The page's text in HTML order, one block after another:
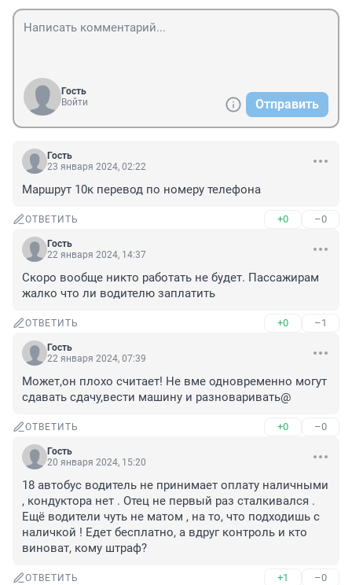
Гость
Войти
Отправить
Гость
23 января 2024, 02:22
Маршрут 10к перевод по номеру телефона
ОТВЕТИТЬ +0 –0
Гость
22 января 2024, 14:37
Скоро вообще никто работать не будет. Пассажирам
жалко что ли водителю заплатить
ОТВЕТИТЬ +0 –1
Гость
22 января 2024, 07:39
Может,он плохо считает! Не вме одновременно могут
сдавать сдачу,вести машину и разноваривать@
ОТВЕТИТЬ +0 –0
Гость
20 января 2024, 15:20
18 автобус водитель не принимает оплату наличными
, кондуктора нет . Отец не первый раз сталкивался .
Ещё водители чуть не матом , на то, что подходишь с
наличкой ! Едет бесплатно, а вдруг контроль и кто
виноват, кому штраф?
ОТВЕТИТЬ +1 –0